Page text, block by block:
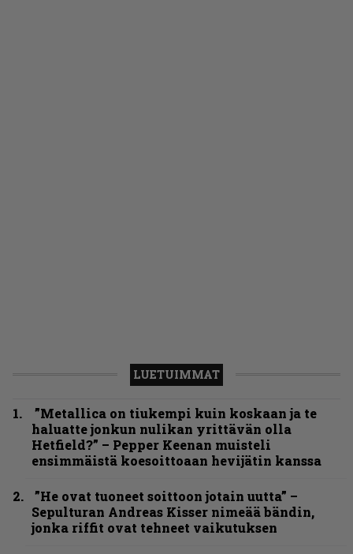
LUETUIMMAT
”Metallica on tiukempi kuin koskaan ja te
haluatte jonkun nulikan yrittävän olla
Hetfield?” – Pepper Keenan muisteli
ensimmäistä koesoittoaan hevijätin kanssa
”He ovat tuoneet soittoon jotain uutta” –
Sepulturan Andreas Kisser nimeää bändin,
jonka riffit ovat tehneet vaikutuksen